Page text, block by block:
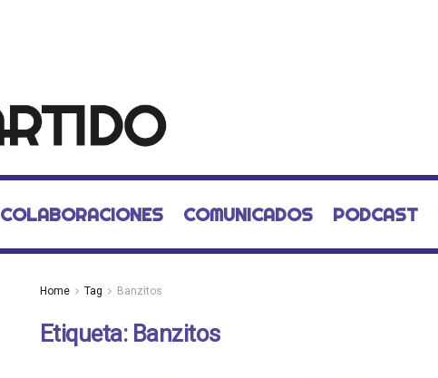
COLABORACIONES COMUNICADOS PODCAST
Home Tag Banzitos
Etiqueta: Banzitos